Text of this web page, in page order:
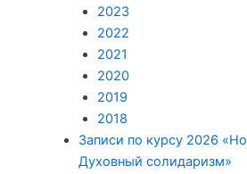
2023
2022
2021
2020
2019
2018
Записи по курсу 2026
Духовный солидаризм»